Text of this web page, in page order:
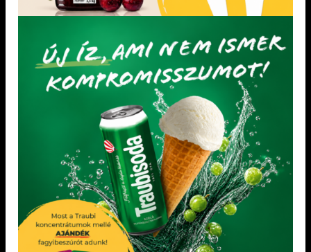
FAGYLALT
Azzurro koncentrátum
KEDVENCEM!
Lime ízű koncentrátum
Adagolás: 50 g /kg
KEDVENCEM!
LEGÚJABB TERMÉKEK
Pirosalma gyümölcsvelő készítmény 3,5 kg